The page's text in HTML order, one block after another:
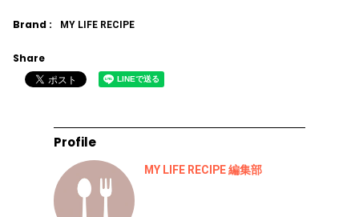
Brand : MY LIFE RECIPE
Share
Profile
MY LIFE RECIPE 編集部